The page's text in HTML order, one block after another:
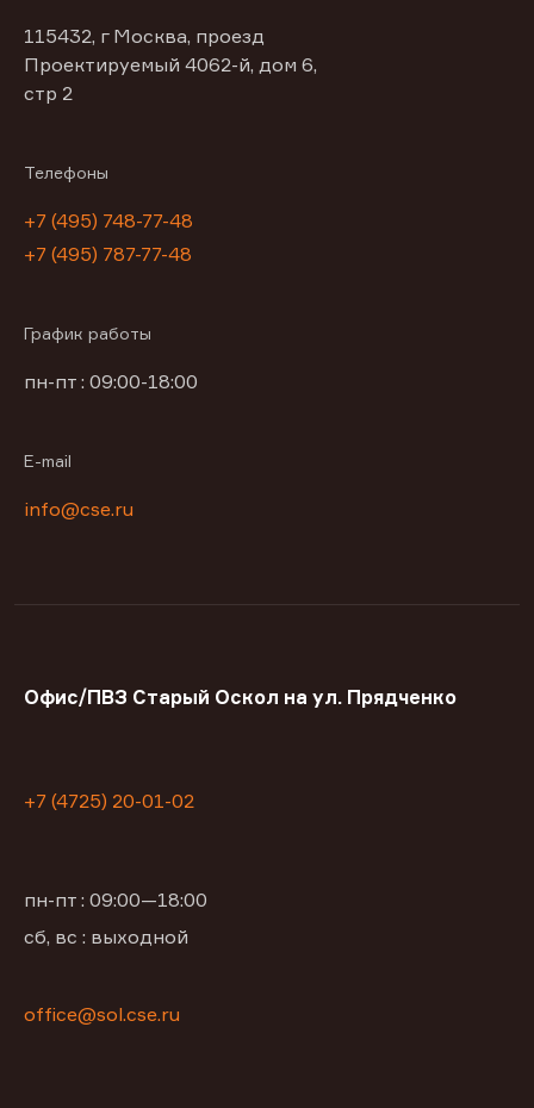
115432, г Москва, проезд
Проектируемый 4062-й, дом 6,
стр 2
Телефоны
+7 (495) 748-77-48
+7 (495) 787-77-48
График работы
пн-пт : 09:00-18:00
E-mail
info@cse.ru
Офис/ПВЗ Старый Оскол на ул. Прядченко
+7 (4725) 20-01-02
пн-пт : 09:00—18:00
сб, вс : выходной
office@sol.cse.ru